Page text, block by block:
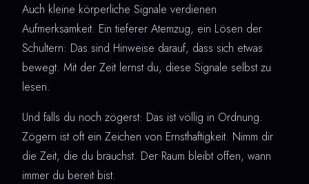
Auch kleine körperliche Signale verdienen
Aufmerksamkeit. Ein tieferer Atemzug, ein Lösen der
Schultern: Das sind Hinweise darauf, dass sich etwas
bewegt. Mit der Zeit lernst du, diese Signale selbst zu
lesen.
Und falls du noch zögerst: Das ist völlig in Ordnung.
Zögern ist oft ein Zeichen von Ernsthaftigkeit. Nimm dir
die Zeit, die du brauchst. Der Raum bleibt offen, wann
immer du bereit bist.